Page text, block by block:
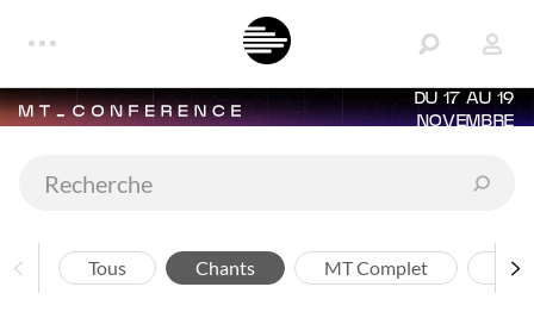
DU 17 AU 19
NOVEMBRE
Tous Chants MT Complet